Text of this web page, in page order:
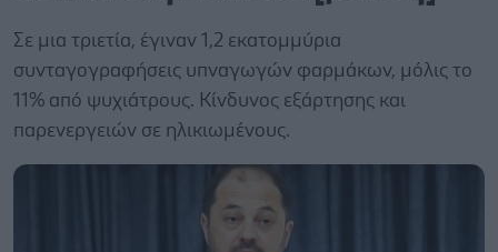
Σε μια τριετία, έγιναν 1,2 εκατομμύρια
συνταγογραφήσεις υπναγωγών φαρμάκων, μόλις το
11% από ψυχιάτρους. Κίνδυνος εξάρτησης και
παρενεργειών σε ηλικιωμένους.